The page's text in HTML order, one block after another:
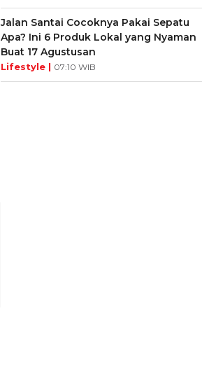
Jalan Santai Cocoknya Pakai Sepatu
Apa? Ini 6 Produk Lokal yang Nyaman
Buat 17 Agustusan
Lifestyle | 07:10 WIB